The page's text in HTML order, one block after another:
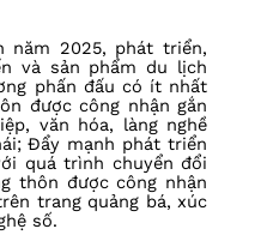
năm 2025, phát triển,
và sản phẩm du lịch
phấn đấu có ít nhất
được công nhận gắn
văn hóa, làng nghề
Đẩy mạnh phát triển
quá trình chuyển đổi
thôn được công nhận
trang quảng bá, xúc
số.